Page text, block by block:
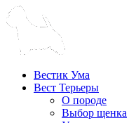
Вестик Ума
Вест Терьеры
О породе
Выбор щенка